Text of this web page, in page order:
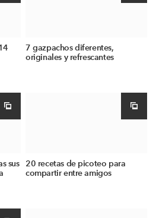
7 gazpachos diferentes,
originales y refrescantes
sus
20 recetas de picoteo para
compartir entre amigos